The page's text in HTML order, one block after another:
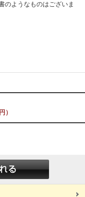
のようなものはございま
）